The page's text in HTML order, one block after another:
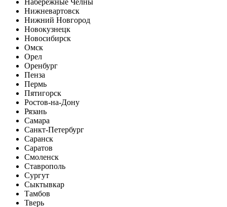
Нижневартовск
Нижний Новгород
Новокузнецк
Новосибирск
Омск
Орел
Оренбург
Пенза
Пермь
Пятигорск
Ростов-на-Дону
Рязань
Самара
Санкт-Петербург
Саранск
Саратов
Смоленск
Ставрополь
Сургут
Сыктывкар
Тамбов
Тверь